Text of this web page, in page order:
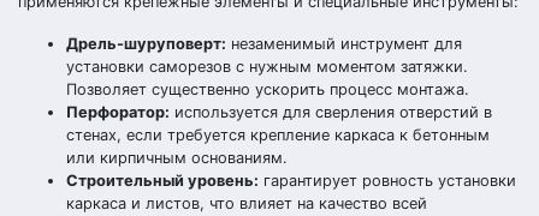
Дрель-шуруповерт: незаменимый инструмент для
установки саморезов с нужным моментом затяжки.
Позволяет существенно ускорить процесс монтажа.
Перфоратор: используется для сверления отверстий в
стенах, если требуется крепление каркаса к бетонным
или кирпичным основаниям.
Строительный уровень: гарантирует ровность установки
каркаса и листов, что влияет на качество всей